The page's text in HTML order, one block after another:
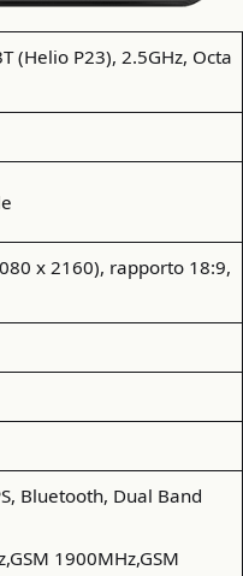
(Helio P23), 2.5GHz, Octa
x 2160), rapporto 18:9,
Bluetooth, Dual Band
1900MHz,GSM